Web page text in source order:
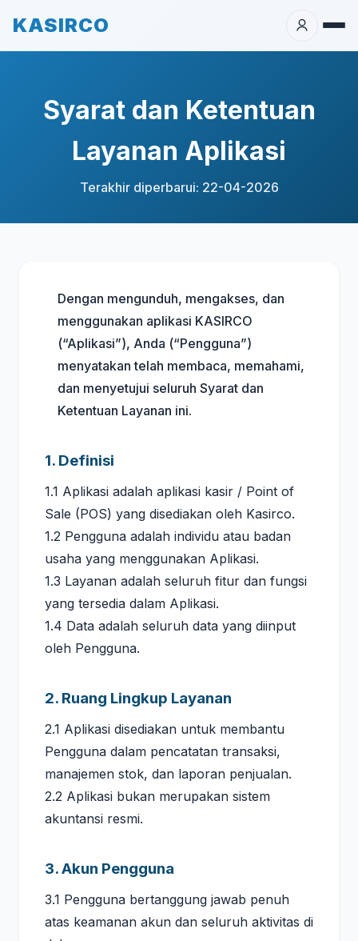
KASIRCO
Syarat dan Ketentuan
Layanan Aplikasi
Terakhir diperbarui: 22-04-2026
Dengan mengunduh, mengakses, dan
menggunakan aplikasi KASIRCO
(“Aplikasi”), Anda (“Pengguna”)
menyatakan telah membaca, memahami,
dan menyetujui seluruh Syarat dan
Ketentuan Layanan ini.
1. Definisi
1.1 Aplikasi adalah aplikasi kasir / Point of
Sale (POS) yang disediakan oleh Kasirco.
1.2 Pengguna adalah individu atau badan
usaha yang menggunakan Aplikasi.
1.3 Layanan adalah seluruh fitur dan fungsi
yang tersedia dalam Aplikasi.
1.4 Data adalah seluruh data yang diinput
oleh Pengguna.
2. Ruang Lingkup Layanan
2.1 Aplikasi disediakan untuk membantu
Pengguna dalam pencatatan transaksi,
manajemen stok, dan laporan penjualan.
2.2 Aplikasi bukan merupakan sistem
akuntansi resmi.
3. Akun Pengguna
3.1 Pengguna bertanggung jawab penuh
atas keamanan akun dan seluruh aktivitas di